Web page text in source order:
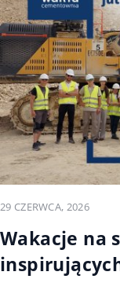
Wakacje na
29 CZERWCA, 2026